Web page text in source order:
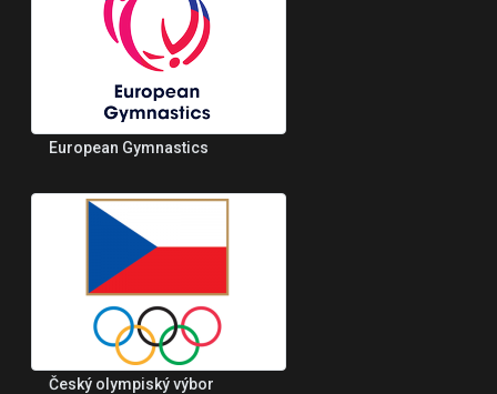
European Gymnastics
Český olympiský výbor